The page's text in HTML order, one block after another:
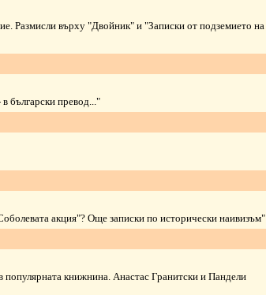
Размисли върху "Двойник" и "Записки от подземието на
български превод..."
акция"? Още записки по исторически наивизъм"
популярната книжнина. Анастас Гранитски и Пандели